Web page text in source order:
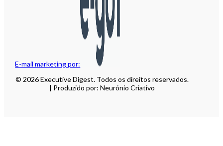
E-mail marketing por:
© 2026 Executive Digest. Todos os direitos reservados.
| Produzido por: Neurónio Criativo